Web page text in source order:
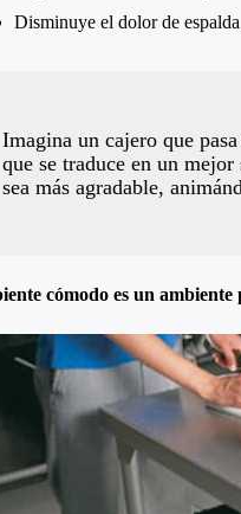
Disminuye el dolor de
Imagina un cajero que
que se traduce en un
sea más agradable,
cómodo es un